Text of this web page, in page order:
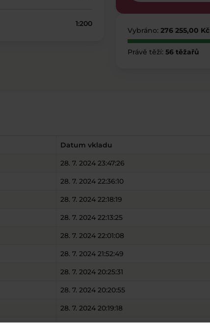
1:200
Vybráno: 276 255,00 Kč
Právě těží: 56 těžařů
Datum vkladu
28. 7. 2024 23:47:26
28. 7. 2024 22:36:10
28. 7. 2024 22:18:19
28. 7. 2024 22:13:25
28. 7. 2024 22:01:08
28. 7. 2024 21:52:49
28. 7. 2024 20:25:31
28. 7. 2024 20:20:55
28. 7. 2024 20:19:18